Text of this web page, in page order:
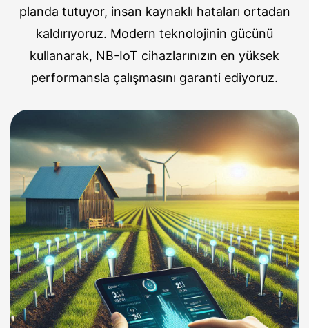
planda tutuyor, insan kaynaklı hataları ortadan
kaldırıyoruz. Modern teknolojinin gücünü
kullanarak, NB-IoT cihazlarınızın en yüksek
performansla çalışmasını garanti ediyoruz.